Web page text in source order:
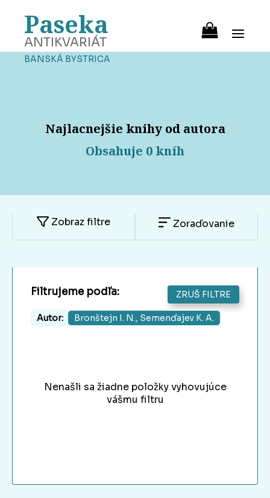
Paseka
ANTIKVARIÁT
BANSKÁ BYSTRICA
Najlacnejšie knihy od autora
Obsahuje 0 kníh
Zobraz filtre Zoraďovanie
Filtrujeme podľa: ZRUŠ FILTRE
Autor: Bronštejn I. N., Semenďajev K. A.
Nenašli sa žiadne položky vyhovujúce
vášmu filtru